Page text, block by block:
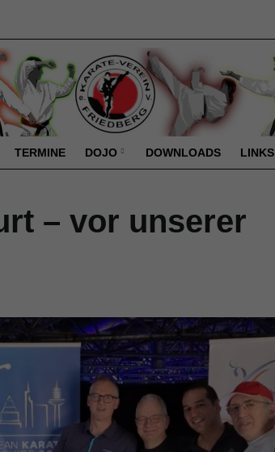
TERMINE DOJO DOWNLOADS LINKS
– vor unserer